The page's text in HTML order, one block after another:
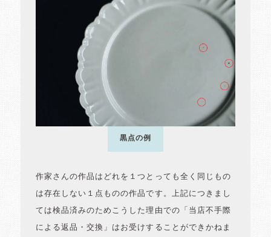
黒点の例
作家さんの作品はどれを１つとっても全く同じもの
は存在しない１点ものの作品です。上記につきまし
ては検品済みのためこうした理由での「当店不手際
による返品・交換」はお受けすることができかねま